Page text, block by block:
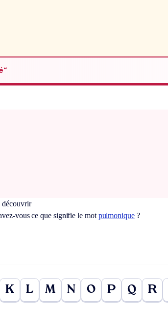
découvrir
vous ce que signifie le mot pulmonique?
K L M N O P Q R